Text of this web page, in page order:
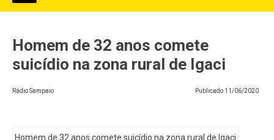
Homem de 32 anos comete
suicídio na zona rural de Igaci
Rádio Sampaio Publicado 11/06/2020
Homem de 32 anos comete suicídio na zona rural de Igaci